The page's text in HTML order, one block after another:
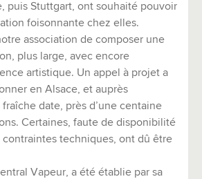
puis Stuttgart, ont souhaité pouvoir
foisonnante chez elles.
association de composer une
plus large, avec encore
artistique. Un appel à projet a
en Alsace, et auprès
fraîche date, près d’une centaine
Certaines, faute de disponibilité
contraintes techniques, ont dû être
Vapeur, a été établie par sa